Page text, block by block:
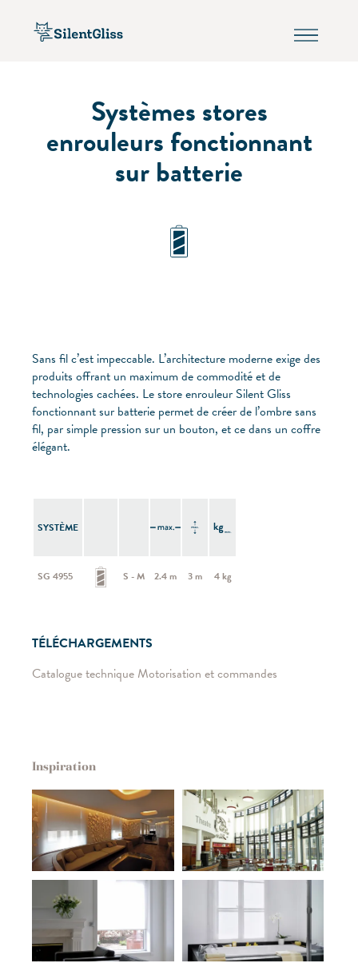
Systèmes stores
enrouleurs fonctionnant
sur batterie
Sans fil c’est impeccable. L’architecture moderne exige des
produits offrant un maximum de commodité et de
technologies cachées. Le store enrouleur Silent Gliss
fonctionnant sur batterie permet de créer de l’ombre sans
fil, par simple pression sur un bouton, et ce dans un coffre
élégant.
SYSTÈME
SG 4955 S - M 2.4 m 3 m 4 kg
TÉLÉCHARGEMENTS
Catalogue technique Motorisation et commandes
Inspiration